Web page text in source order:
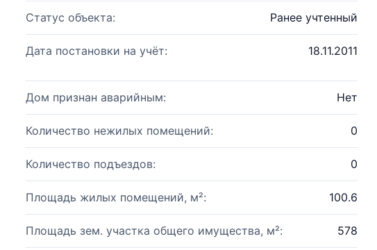
Статус объекта: Ранее учтенный
Дата постановки на учёт: 18.11.2011
Дом признан аварийным: Нет
Количество нежилых помещений: 0
Количество подъездов: 0
Площадь жилых помещений, м²: 100.6
Площадь зем. участка общего имущества, м²: 578